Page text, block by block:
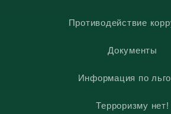
Противодействие
Документы
Информация по
Терроризму нет!